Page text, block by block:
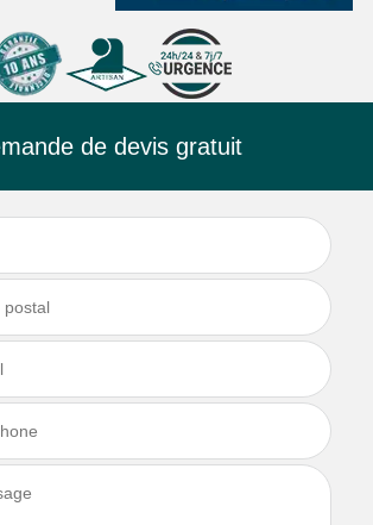
de devis gratuit